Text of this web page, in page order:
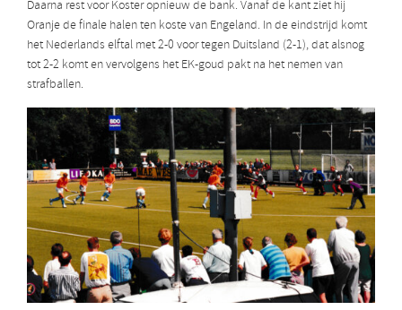
Daarna rest voor Koster opnieuw de bank. Vanaf de kant ziet hij
Oranje de finale halen ten koste van Engeland. In de eindstrijd komt
het Nederlands elftal met 2-0 voor tegen Duitsland (2-1), dat alsnog
tot 2-2 komt en vervolgens het EK-goud pakt na het nemen van
strafballen.